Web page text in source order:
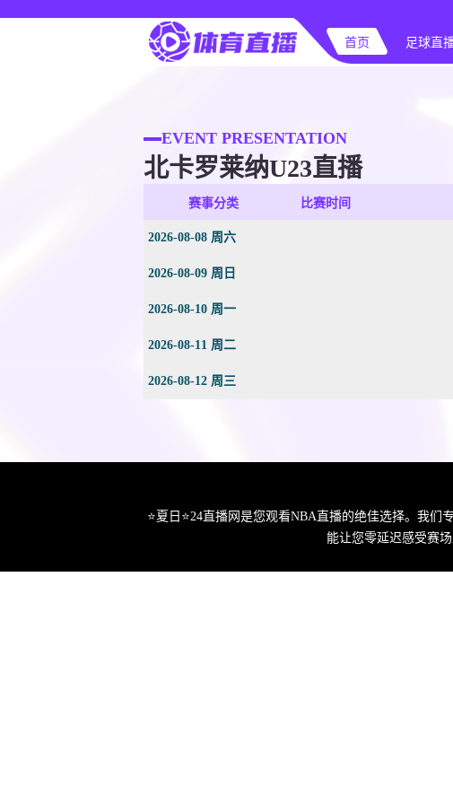
首页 足球直
EVENT PRESENTATION
北卡罗莱纳U23直播
赛事分类 比赛时间
2026-08-08 周六
2026-08-09 周日
2026-08-10 周一
2026-08-11 周二
2026-08-12 周三
⭐️夏日⭐24直播网是您观看NBA直播的绝佳选择。我
能让您零延迟感受赛